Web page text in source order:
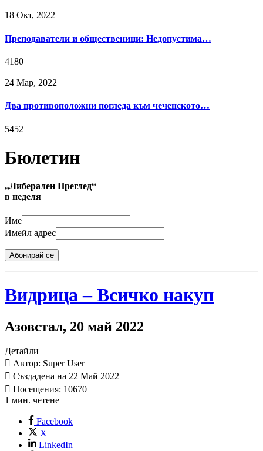
18 Окт, 2022
Преподаватели и общественици: Недопустима…
4180
24 Мар, 2022
Два противоположни погледа към чеченското…
5452
Бюлетин
„Либерален Преглед“
в неделя
Име
Имейл адрес
Абонирай се
Видрица – Всичко накуп
Азовстал, 20 май 2022
Детайли
Автор: Super User
Създадена на 22 Май 2022
Посещения: 10670
1 мин. четене
Facebook
X
LinkedIn